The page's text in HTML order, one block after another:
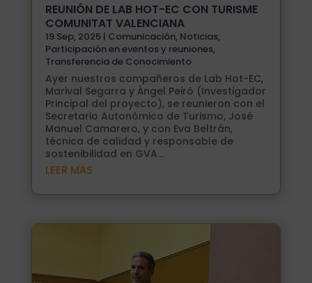
REUNIÓN DE LAB HOT-EC CON TURISME
COMUNITAT VALENCIANA
19 Sep, 2025| Comunicación, Noticias,
Participación en eventos y reuniones,
Transferencia de Conocimiento
Ayer nuestros compañeros de Lab Hot-EC,
Marival Segarra y Ángel Peiró (Investigador
Principal del proyecto), se reunieron con el
Secretario Autonómico de Turismo, José
Manuel Camarero, y con Eva Beltrán,
técnica de calidad y responsable de
sostenibilidad en GVA...
LEER MÁS